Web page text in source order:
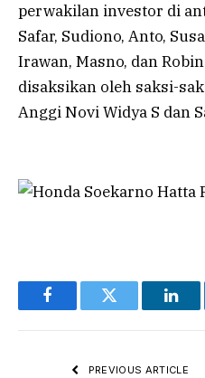
perwakilan investor di
Safar, Sudiono, Anto,
Irawan, Masno, dan
disaksikan oleh saksi-
Anggi Novi Widya S dan
FacebookTwitter
PREVIOUS ARTICLE